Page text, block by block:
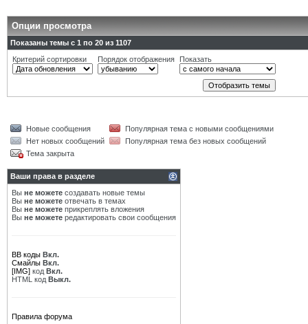
Опции просмотра
Показаны темы с 1 по 20 из 1107
Критерий сортировки
Порядок отображения Показать
Новые сообщения
Популярная тема с новыми сообщениями
Нет новых сообщений
Популярная тема без новых сообщений
Тема закрыта
Ваши права в разделе
Вы не можете создавать новые темы
Вы не можете отвечать в темах
Вы не можете прикреплять вложения
Вы не можете редактировать свои сообщения
BB коды Вкл.
Смайлы Вкл.
[IMG] код Вкл.
HTML код Выкл.
Правила форума